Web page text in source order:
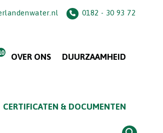
0182 - 30 93 72
OVER ONS DUURZAAMHEID
CERTIFICATEN & DOCUMENTEN